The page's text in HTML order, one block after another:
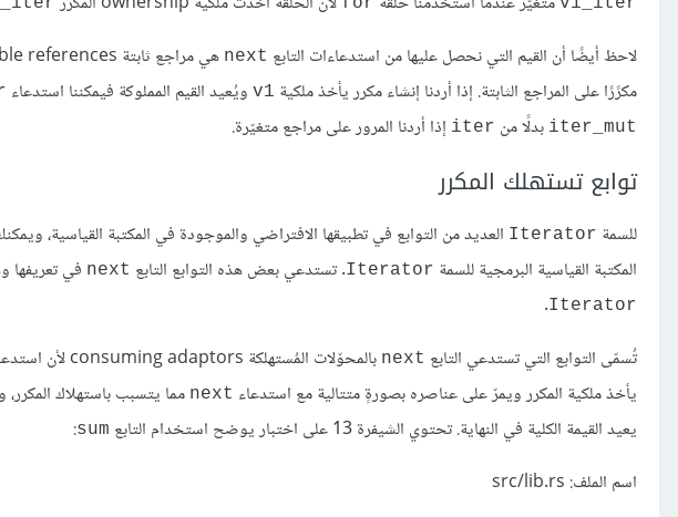
لاحظ أيضًا أن القيم التي نحصل عليها من استدعاءات التابع next هي مراجع ثابتة immutable references للقيم الموجودة في الشعاع، ويعطينا التابع
مكرًرًا على المراجع الثابتة. إذا أردنا إنشاء مكرر يأخذ ملكية v1 ويُعيد القيم المملوكة فيمكننا استدعاء
iter_mut بدلًا من iter إذا أردنا المرور على مراجع متغيّرة.
توابع تستهلك المكرر
للسمة Iterator العديد من التوابع في تطبيقها الافتراضي والموجودة في المكتبة القياسية،
المكتبة القياسية البرمجية للسمة Iterator. تستدعي بعض هذه التوابع التابع next في تعريفها
Iterator
.
تُسمّى التوابع التي تستدعي التابع next بالمحوّلات المُستهلكة consuming adaptors لأن استدعائها يستهلك المكرر. يُعد تابع
يأخذ ملكية المكرر ويمرّ على عناصره بصورةٍ متتالية مع استدعاء next مما يتسبب باستهلاك
يعيد القيمة الكلية في النهاية. تحتوي الشيفرة 13 على اختبار يوضح استخدام التابع
sum
:
اسم الملف: src/lib.rs